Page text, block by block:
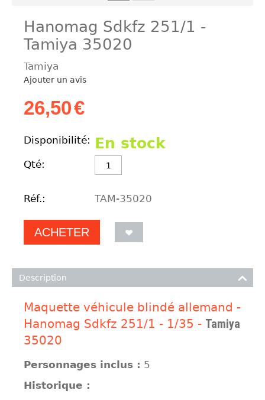
Hanomag Sdkfz 251/1 -
Tamiya 35020
Tamiya
Ajouter un avis
26,50€
Disponibilité: En stock
Qté:
Réf.: TAM-35020
ACHETER
Description
Maquette véhicule blindé allemand -
Hanomag Sdkfz 251/1 - 1/35 - Tamiya
35020
Personnages inclus : 5
Historique :